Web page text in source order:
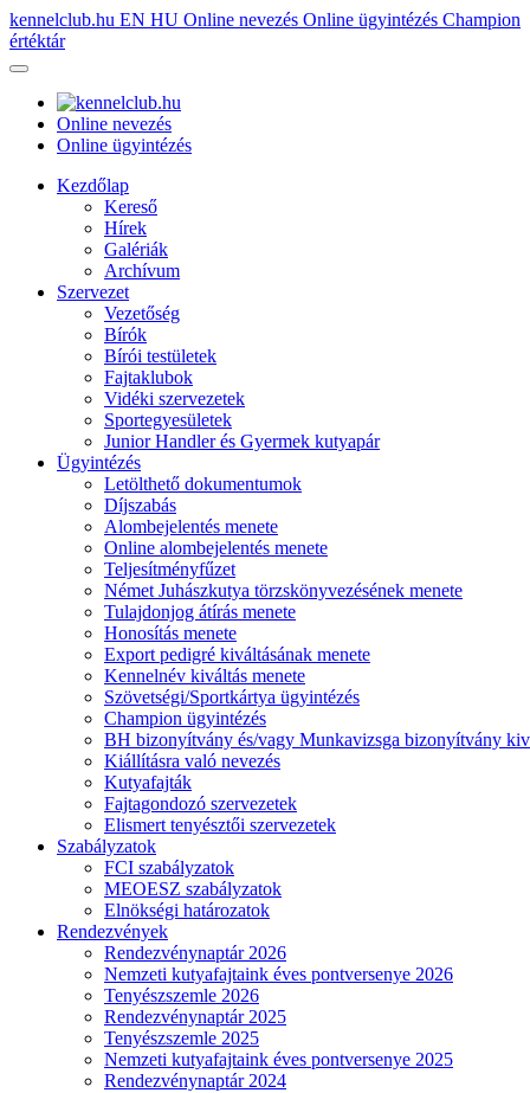
kennelclub.hu EN HU Online nevezés Online ügyintézés Champion
értéktár
Online nevezés
Online ügyintézés
Kezdőlap
Kereső
Hírek
Galériák
Archívum
Szervezet
Vezetőség
Bírók
Bírói testületek
Fajtaklubok
Vidéki szervezetek
Sportegyesületek
Junior Handler és Gyermek kutyapár
Ügyintézés
Letölthető dokumentumok
Díjszabás
Alombejelentés menete
Online alombejelentés menete
Teljesítményfűzet
Német Juhászkutya törzskönyvezésének menete
Tulajdonjog átírás menete
Honosítás menete
Export pedigré kiváltásának menete
Kennelnév kiváltás menete
Szövetségi/Sportkártya ügyintézés
Champion ügyintézés
BH bizonyítvány és/vagy Munkavizsga bizonyítvány
Kiállításra való nevezés
Kutyafajták
Fajtagondozó szervezetek
Elismert tenyésztői szervezetek
Szabályzatok
FCI szabályzatok
MEOESZ szabályzatok
Elnökségi határozatok
Rendezvények
Rendezvénynaptár 2026
Nemzeti kutyafajtaink éves pontversenye 2026
Tenyészszemle 2026
Rendezvénynaptár 2025
Tenyészszemle 2025
Nemzeti kutyafajtaink éves pontversenye 2025
Rendezvénynaptár 2024